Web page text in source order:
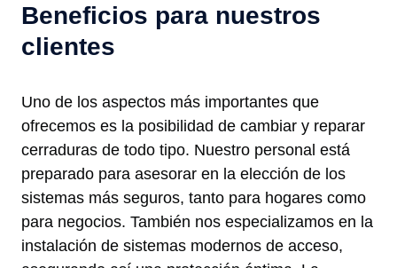
Beneficios para nuestros
clientes
Uno de los aspectos más importantes que
ofrecemos es la posibilidad de cambiar y reparar
cerraduras de todo tipo. Nuestro personal está
preparado para asesorar en la elección de los
sistemas más seguros, tanto para hogares como
para negocios. También nos especializamos en la
instalación de sistemas modernos de acceso,